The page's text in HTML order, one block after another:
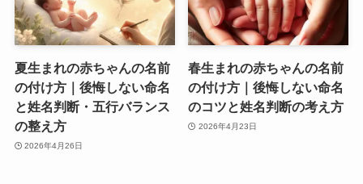
夏生まれの赤ちゃんの名前
の付け方｜後悔しない命名
と姓名判断・五行バランス
の整え方
2026年4月26日
春生まれの赤ちゃんの名前
の付け方｜後悔しない命名
のコツと姓名判断の考え方
2026年4月23日